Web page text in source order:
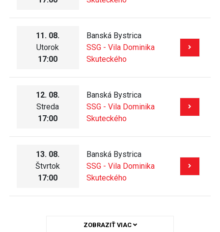
11. 08.
Utorok
17:00
Banská Bystrica
SSG - Vila Dominika
Skuteckého
12. 08.
Streda
17:00
Banská Bystrica
SSG - Vila Dominika
Skuteckého
13. 08.
Štvrtok
17:00
Banská Bystrica
SSG - Vila Dominika
Skuteckého
ZOBRAZIŤ VIAC